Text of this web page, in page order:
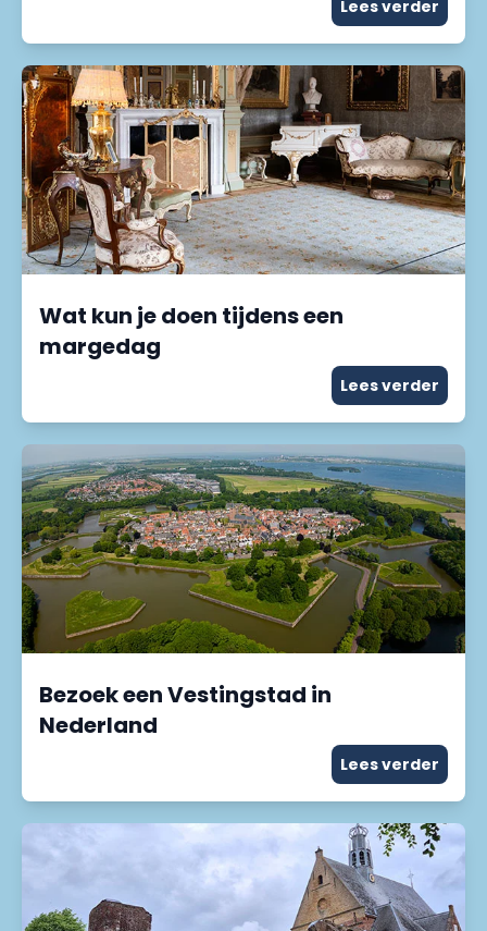
Lees verder
Wat kun je doen tijdens een
margedag
Lees verder
Bezoek een Vestingstad in
Nederland
Lees verder